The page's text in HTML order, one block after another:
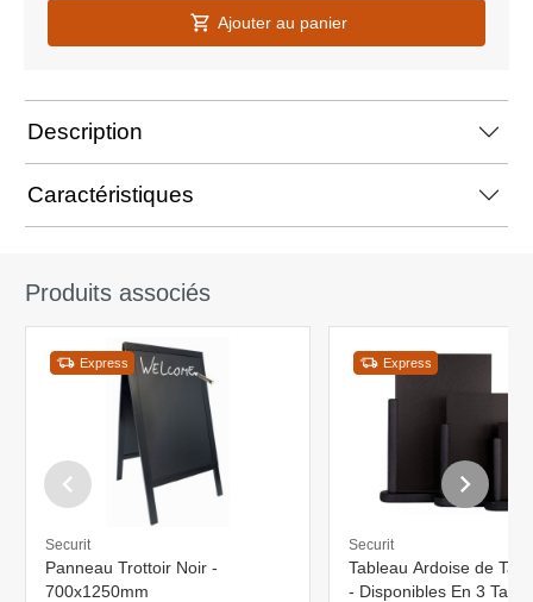
Ajouter au panier
Description
Caractéristiques
Produits associés
Express
Securit
Panneau Trottoir Noir -
700x1250mm
Express
Securit
Tableau Ardoise de
- Disponibles En 3